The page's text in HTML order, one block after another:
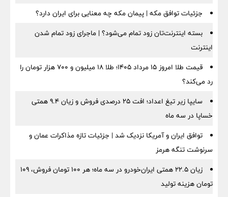
جزئیات توافق مکه | پیمان مکه چه معنایی برای ایران دارد؟
بسته اینترنت‌تان زود تمام می‌شود؟ | ماجرای زود تمام شدن
اینترنت
قیمت طلا امروز ۱۵ مرداد ۱۴۰۵؛ طلا ۱۸ میلیون و ۷۰۰ هزار تومان را
رد می‌کند؟
سایپا زیر تیغ اعداد؛ افت ۲۵ درصدی فروش و زیان ۹.۴ همتی
خساپا در سه ماه
توافق ایران و آمریکا نزدیک شد | جزئیات تازه مذاکرات عمان و
سرنوشت تنگه هرمز
زیان ۲۲.۵ همتی ایران‌خودرو در سه ماه؛ هر ۱۰۰ تومان فروش، ۱۰۹
تومان هزینه تولید